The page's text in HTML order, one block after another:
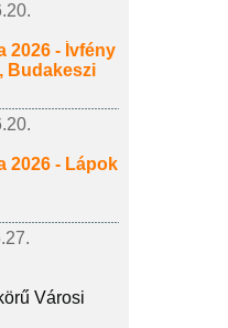
2026 - Ívfény
Budakeszi
2026 - Lápok
Városi